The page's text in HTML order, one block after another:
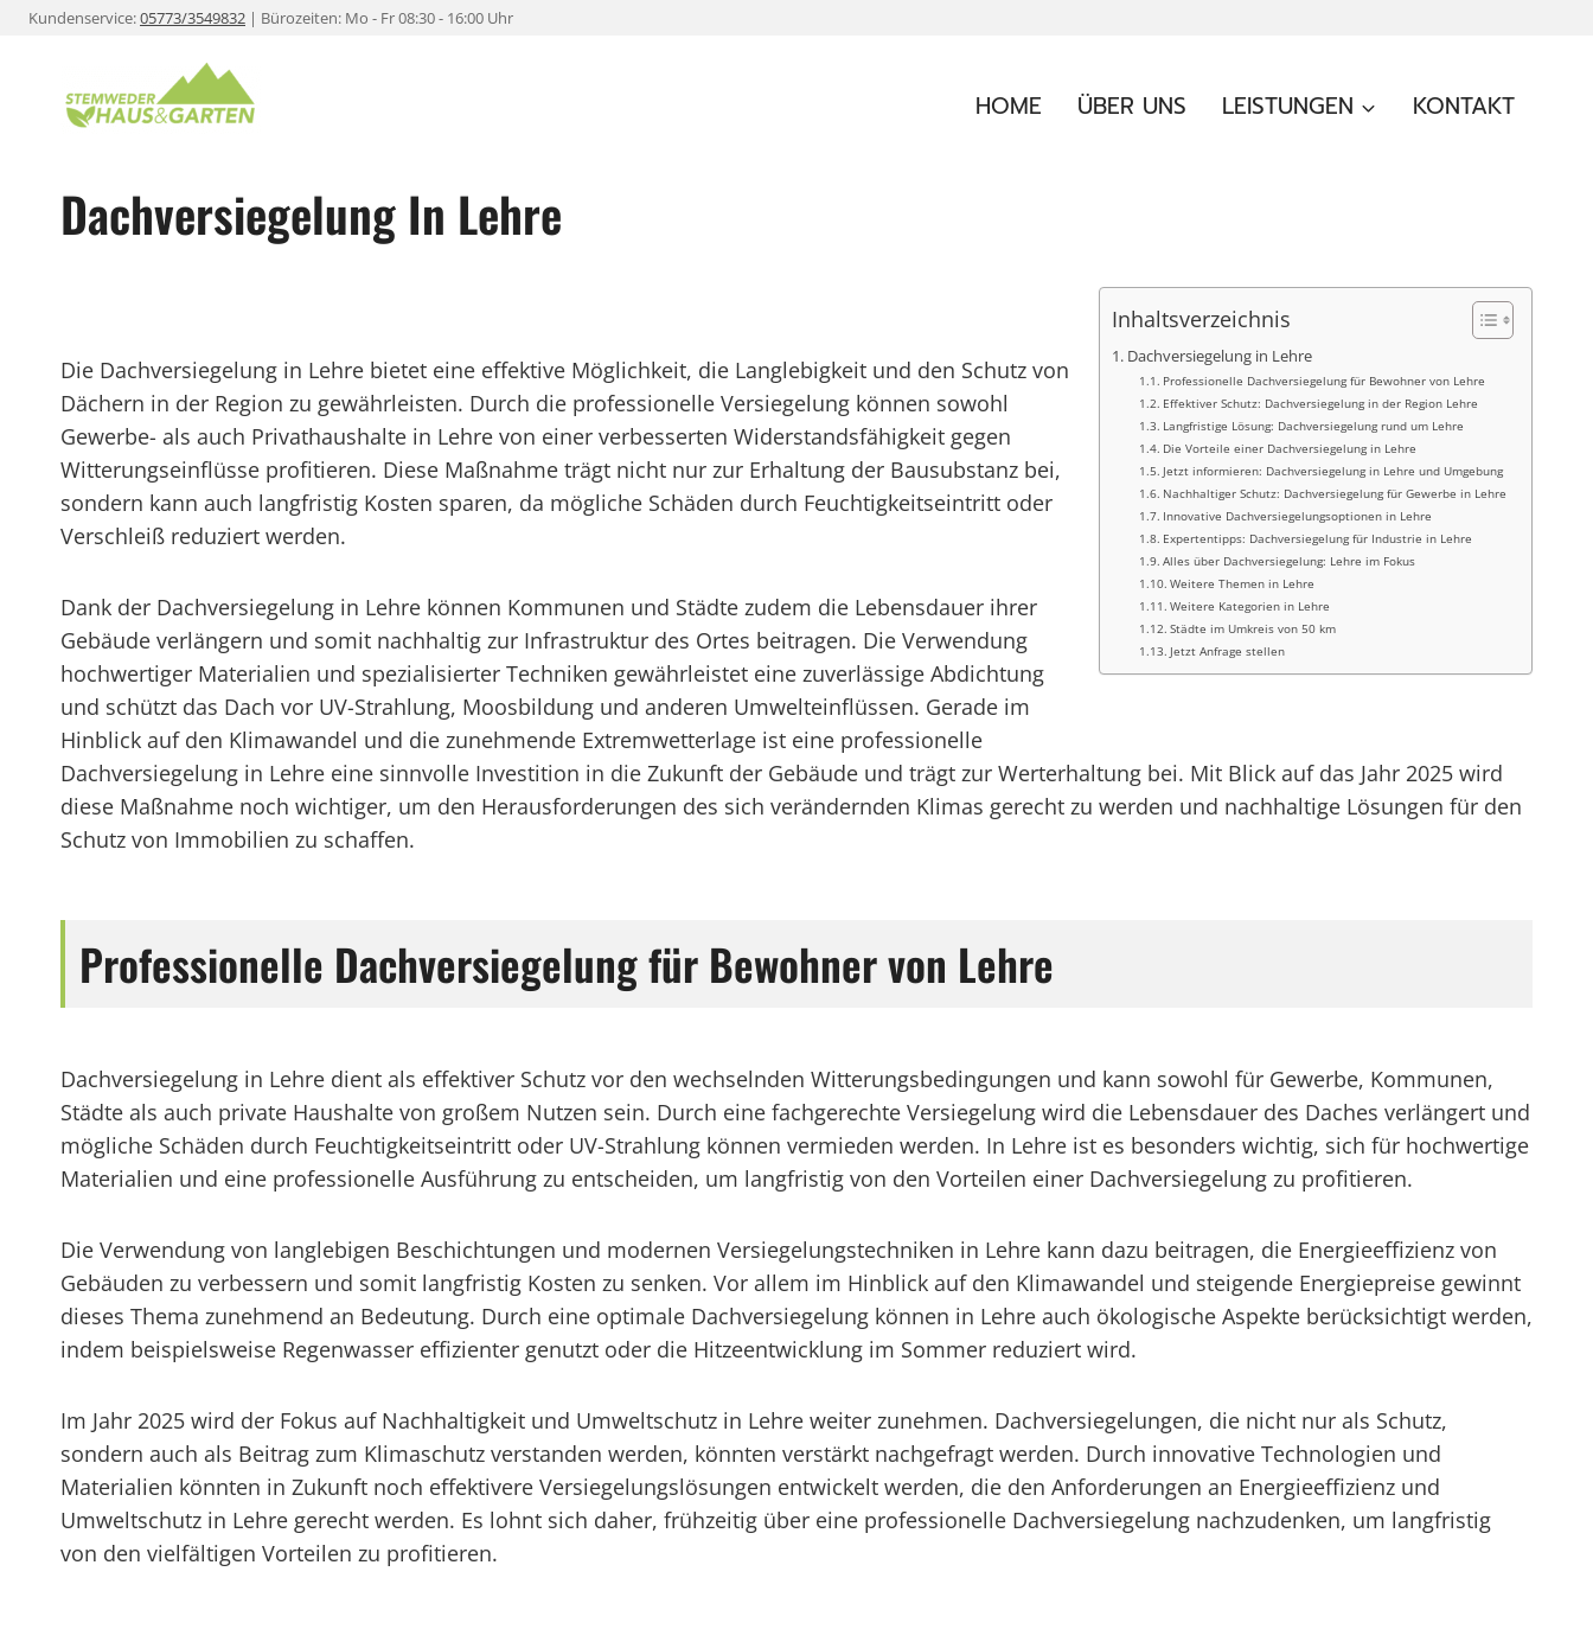
ZumKundenservice:05773/3549832 | Bürozeiten: Mo - Fr 08:30 - 16:00 Uhr
HOME ÜBER UNS LEISTUNGEN KONTAKT
Dachversiegelung In Lehre
Inhaltsverzeichnis
Dachversiegelung in Lehre
Professionelle Dachversiegelung für Bewohner von Lehre
Effektiver Schutz: Dachversiegelung in der Region Lehre
Langfristige Lösung: Dachversiegelung rund um Lehre
Die Vorteile einer Dachversiegelung in Lehre
Jetzt informieren: Dachversiegelung in Lehre und Umgebung
Nachhaltiger Schutz: Dachversiegelung für Gewerbe in Lehre
Innovative Dachversiegelungsoptionen in Lehre
Expertentipps: Dachversiegelung für Industrie in Lehre
Alles über Dachversiegelung: Lehre im Fokus
Weitere Themen in Lehre
Weitere Kategorien in Lehre
Städte im Umkreis von 50 km
Jetzt Anfrage stellen
Die Dachversiegelung in Lehre bietet eine effektive Möglichkeit, die Langlebigkeit und den Schutz von
Dächern in der Region zu gewährleisten. Durch die professionelle Versiegelung können sowohl
Gewerbe- als auch Privathaushalte in Lehre von einer verbesserten Widerstandsfähigkeit gegen
Witterungseinflüsse profitieren. Diese Maßnahme trägt nicht nur zur Erhaltung der Bausubstanz bei,
sondern kann auch langfristig Kosten sparen, da mögliche Schäden durch Feuchtigkeitseintritt oder
Verschleiß reduziert werden.
Dank der Dachversiegelung in Lehre können Kommunen und Städte zudem die Lebensdauer ihrer
Gebäude verlängern und somit nachhaltig zur Infrastruktur des Ortes beitragen. Die Verwendung
hochwertiger Materialien und spezialisierter Techniken gewährleistet eine zuverlässige Abdichtung
und schützt das Dach vor UV-Strahlung, Moosbildung und anderen Umwelteinflüssen. Gerade im
Hinblick auf den Klimawandel und die zunehmende Extremwetterlage ist eine professionelle
Dachversiegelung in Lehre eine sinnvolle Investition in die Zukunft der Gebäude und trägt zur Werterhaltung bei. Mit Blick auf das Jahr 2025 wird
diese Maßnahme noch wichtiger, um den Herausforderungen des sich verändernden Klimas gerecht zu werden und nachhaltige Lösungen für den
Schutz von Immobilien zu schaffen.
Professionelle Dachversiegelung für Bewohner von Lehre
Dachversiegelung in Lehre dient als effektiver Schutz vor den wechselnden Witterungsbedingungen und kann sowohl für Gewerbe, Kommunen,
Städte als auch private Haushalte von großem Nutzen sein. Durch eine fachgerechte Versiegelung wird die Lebensdauer des Daches verlängert und
mögliche Schäden durch Feuchtigkeitseintritt oder UV-Strahlung können vermieden werden. In Lehre ist es besonders wichtig, sich für hochwertige
Materialien und eine professionelle Ausführung zu entscheiden, um langfristig von den Vorteilen einer Dachversiegelung zu profitieren.
Die Verwendung von langlebigen Beschichtungen und modernen Versiegelungstechniken in Lehre kann dazu beitragen, die Energieeffizienz von
Gebäuden zu verbessern und somit langfristig Kosten zu senken. Vor allem im Hinblick auf den Klimawandel und steigende Energiepreise gewinnt
dieses Thema zunehmend an Bedeutung. Durch eine optimale Dachversiegelung können in Lehre auch ökologische Aspekte berücksichtigt werden,
indem beispielsweise Regenwasser effizienter genutzt oder die Hitzeentwicklung im Sommer reduziert wird.
Im Jahr 2025 wird der Fokus auf Nachhaltigkeit und Umweltschutz in Lehre weiter zunehmen. Dachversiegelungen, die nicht nur als Schutz,
sondern auch als Beitrag zum Klimaschutz verstanden werden, könnten verstärkt nachgefragt werden. Durch innovative Technologien und
Materialien könnten in Zukunft noch effektivere Versiegelungslösungen entwickelt werden, die den Anforderungen an Energieeffizienz und
Umweltschutz in Lehre gerecht werden. Es lohnt sich daher, frühzeitig über eine professionelle Dachversiegelung nachzudenken, um langfristig
von den vielfältigen Vorteilen zu profitieren.